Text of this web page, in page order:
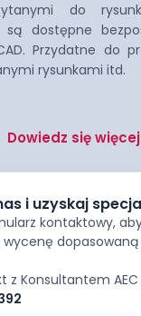
do
są dostępne
Przydatne do
rysunkami itd.
Dowiedz się
i uzyskaj
kontaktowy,
z Konsultantem AEC